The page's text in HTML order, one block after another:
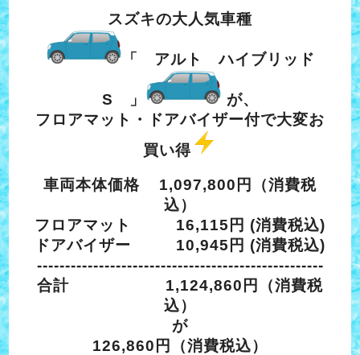
スズキの大人気車種
「 アルト ハイブリッド
S 」
が、
フロアマット・ドアバイザー付で大変お
買い得
車両本体価格 1,097,800円（消費税
込）
フロアマット 16,115円 (消費税込)
ドアバイザー 10,945円 (消費税込)
---------------------------------------------------
合計 1,124,860円（消費税
込）
が
126,860円（消費税込）